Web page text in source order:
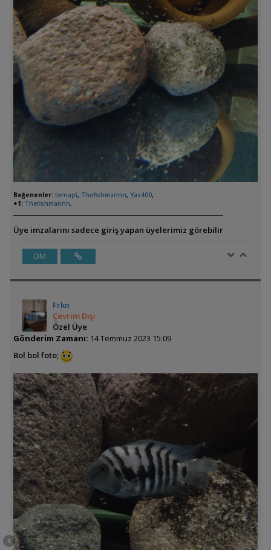
Beğenenler: ternapi, Thefishmannn, Yas400,
+1: Thefishmannn,
Üye imzalarını sadece giriş yapan üyelerimiz görebilir
ÖM
Frkn
Çevrim Dışı
Özel Üye
Gönderim Zamanı: 14 Temmuz 2023 15:09
Bol bol foto;